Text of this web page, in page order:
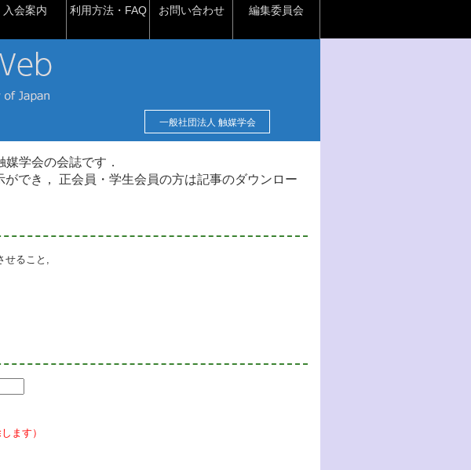
入会案内 利用方法・FAQ お問い合わせ 編集委員会
一般社団法人 触媒学会
学会の会誌です．
でき， 正会員・学生会員の方は記事のダウンロー
せること,
ます）